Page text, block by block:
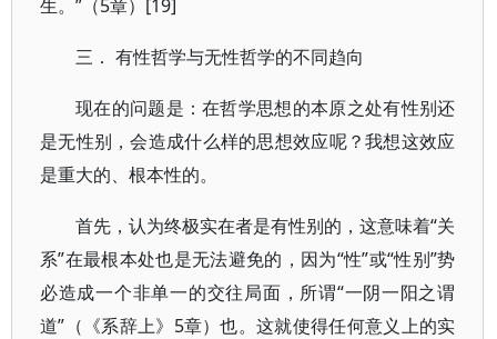
生。”（5章）[19]
三． 有性哲学与无性哲学的不同趋向
现在的问题是：在哲学思想的本原之处有性别还
是无性别，会造成什么样的思想效应呢？我想这效应
是重大的、根本性的。
首先，认为终极实在者是有性别的，这意味着“关
系”在最根本处也是无法避免的，因为“性”或“性别”势
必造成一个非单一的交往局面，所谓“一阴一阳之谓
道”（《系辞上》5章）也。这就使得任何意义上的实